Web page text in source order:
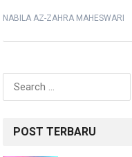
NABILA AZ-ZAHRA MAHESWARI
Search
for:
POST TERBARU